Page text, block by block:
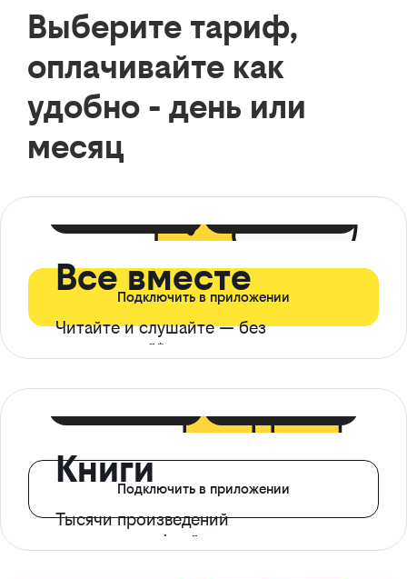
Выберите тариф,
оплачивайте как
удобно - день или
месяц
Все вместе
Читайте и слушайте — без
ограничений*
Подключить в приложении
Книги
Тысячи произведений
с доступом офлайн
Подключить в приложении